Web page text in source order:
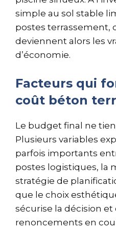
simple au sol stable
postes terrassement,
deviennent alors les
d’économie.
Facteurs qui
coût béton
Le budget final ne
Plusieurs variables
parfois importants
postes logistiques, la
stratégie de
que le choix
sécurise la décision et
renoncements en